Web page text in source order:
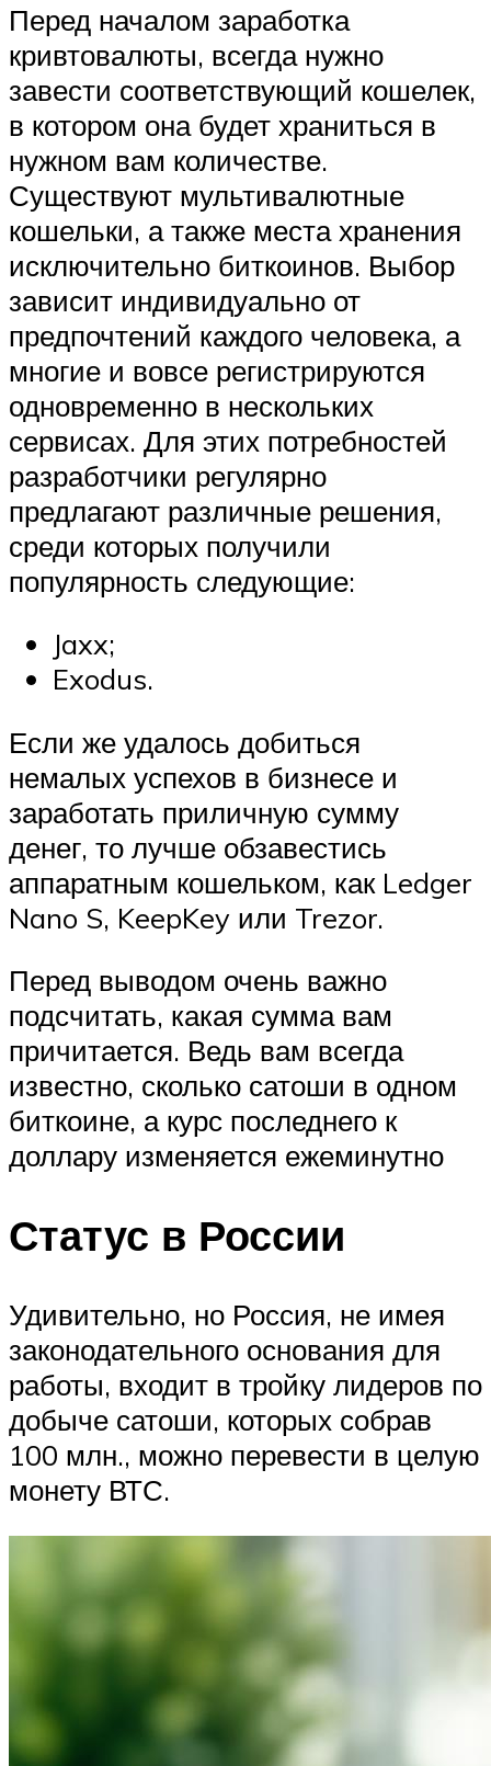
Перед началом заработка
кривтовалюты, всегда нужно
завести соответствующий кошелек,
в котором она будет храниться в
нужном вам количестве.
Существуют мультивалютные
кошельки, а также места хранения
исключительно биткоинов. Выбор
зависит индивидуально от
предпочтений каждого человека, а
многие и вовсе регистрируются
одновременно в нескольких
сервисах. Для этих потребностей
разработчики регулярно
предлагают различные решения,
среди которых получили
популярность следующие:
Jaxx;
Exodus.
Если же удалось добиться
немалых успехов в бизнесе и
заработать приличную сумму
денег, то лучше обзавестись
аппаратным кошельком, как Ledger
Nano S, KeepKey или Trezor.
Перед выводом очень важно
подсчитать, какая сумма вам
причитается. Ведь вам всегда
известно, сколько сатоши в одном
биткоине, а курс последнего к
доллару изменяется ежеминутно
Статус в России
Удивительно, но Россия, не имея
законодательного основания для
работы, входит в тройку лидеров по
добыче сатоши, которых собрав
100 млн., можно перевести в целую
монету ВТС.